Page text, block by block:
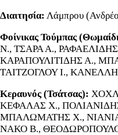
Διαιτησία: Λάμπρου
Φοίνικας Τούμπας
Ν., ΤΣΑΡΑ Α.,
ΚΑΡΑΠΟΥΛΙΤΙΔΗΣ Α.,
ΤΑΙΤΖΟΓΛΟΥ Ι.,
Κεραυνός (Τσάτσας):
ΚΕΦΑΛΑΣ Χ.,
ΜΠΑΛΩΜΑΤΗΣ Χ.,
ΝΑΚΟ Β.,